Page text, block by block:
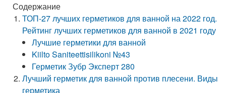
Содержание
ТОП-27 лучших герметиков для ванной на 2022 год.
Рейтинг лучших герметиков для ванной в 2021 году
Лучшие герметики для ванной
Kiilto Saniteettisilikoni №43
Герметик Зубр Эксперт 280
Лучший герметик для ванной против плесени. Виды
герметика